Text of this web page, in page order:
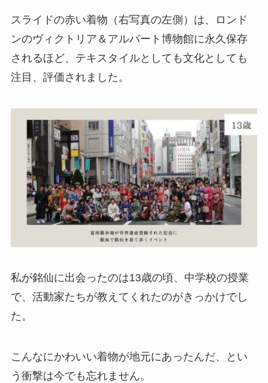
スライドの赤い着物（右写真の左側）は、ロンド
ンのヴィクトリア＆アルバート博物館に永久保存
されるほど、テキスタイルとしても文化としても
注目、評価されました。
私が銘仙に出会ったのは13歳の頃、中学校の授業
で、活動家たちが教えてくれたのがきっかけでし
た。
こんなにかわいい着物が地元にあったんだ、とい
う衝撃は今でも忘れません。